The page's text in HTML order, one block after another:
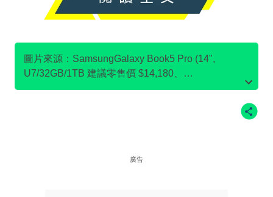
圖片來源：SamsungGalaxy Book5 Pro (14",
U7/32GB/1TB 建議零售價 $14,180、
SamsungGalaxy Book4 (15.6”, i7/16GB/512GB 建議
廣告